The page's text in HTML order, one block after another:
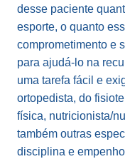
desse paciente
esporte, o quanto
comprometimento e
para ajudá-lo na
uma tarefa fácil e
ortopedista, do
física, nutricionista/
também outras
disciplina e